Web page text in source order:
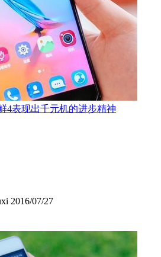
4表现出千元机的进步精神
2016/07/27